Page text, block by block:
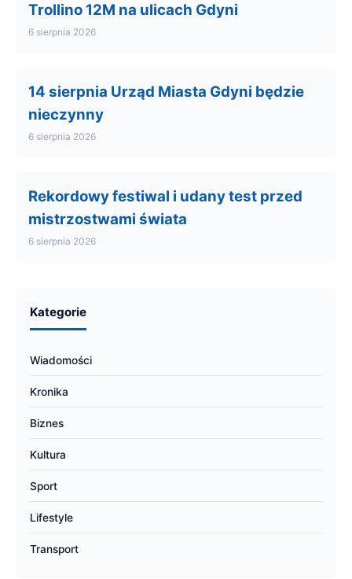
Trollino 12M na ulicach Gdyni
6 sierpnia 2026
14 sierpnia Urząd Miasta Gdyni będzie
nieczynny
6 sierpnia 2026
Rekordowy festiwal i udany test przed
mistrzostwami świata
6 sierpnia 2026
Kategorie
Wiadomości
Kronika
Biznes
Kultura
Sport
Lifestyle
Transport